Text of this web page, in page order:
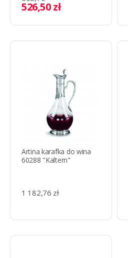
526,50 zł
Artina karafka do wina
60288 "Kaltern"
1 182,76 zł